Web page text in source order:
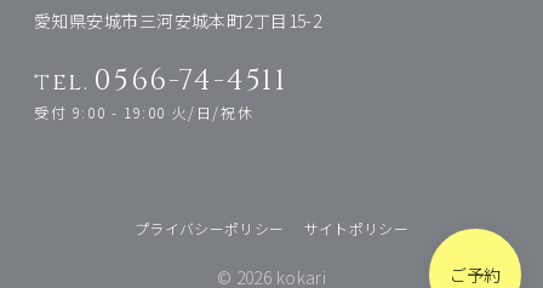
ご予約
愛知県安城市三河安城本町2丁目15-2
tel. 0566-74-4511
受付 9:00 - 19:00 火/日/祝休
プライバシーポリシー サイトポリシー
© 2026 kokari